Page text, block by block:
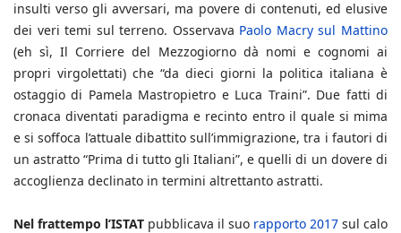
insulti verso gli avversari, ma povere di contenuti, ed elusive
dei veri temi sul terreno. Osservava Paolo Macry sul Mattino
(eh sì, Il Corriere del Mezzogiorno dà nomi e cognomi ai
propri virgolettati) che “da dieci giorni la politica italiana è
ostaggio di Pamela Mastropietro e Luca Traini”. Due fatti di
cronaca diventati paradigma e recinto entro il quale si mima
e si soffoca l’attuale dibattito sull’immigrazione, tra i fautori di
un astratto “Prima di tutto gli Italiani”, e quelli di un dovere di
accoglienza declinato in termini altrettanto astratti.
Nel frattempo l’ISTAT pubblicava il suo rapporto 2017 sul calo